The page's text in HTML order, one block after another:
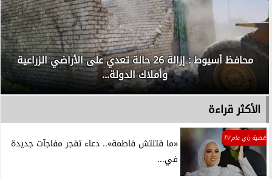
محافظ أسيوط : إزالة 26 حالة تعدي على الأراضي الزراعية
وأملاك الدولة...
الأكثر قراءة
قضية راي عام TV
«ما قتلتش فاطمة».. دعاء تفجر مفاجآت جديدة
في...